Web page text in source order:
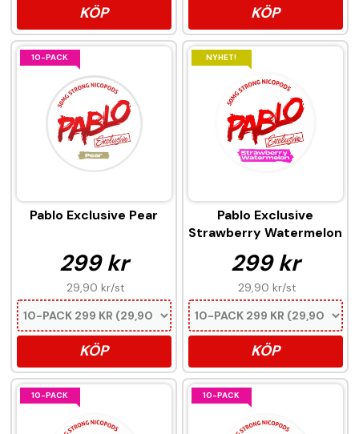
KÖP KÖP
10-PACK
Pablo Exclusive Pear
299 kr
29,90 kr/st
KÖP
NYHET!
Pablo Exclusive
Strawberry Watermelon
299 kr
29,90 kr/st
KÖP
10-PACK 10-PACK